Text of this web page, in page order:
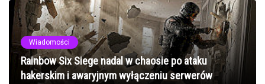
Wiadomości
Rainbow Six Siege nadal w chaosie po ataku
hakerskim i awaryjnym wyłączeniu serwerów